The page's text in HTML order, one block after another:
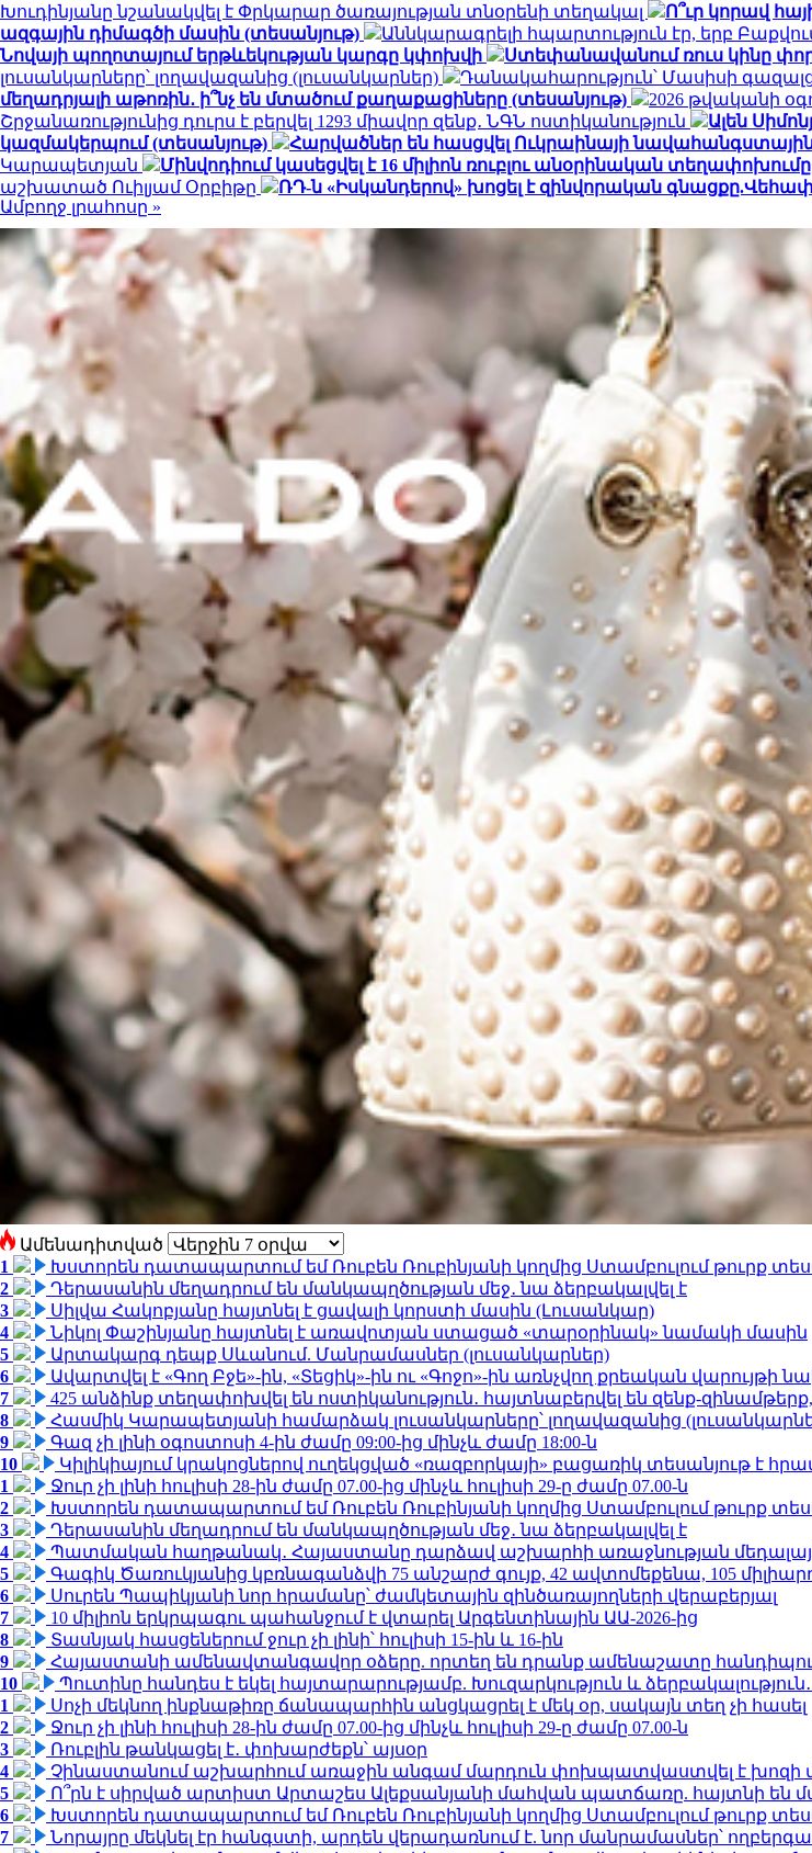
Խուդինյանը նշանակվել է Փրկարար ծառայության տնօրենի տեղակալ
Ո՞ւր կորավ
ազգային դիմագծի մասին (տեսանյութ)
Աննկարագրելի հպարտություն էր, երբ
Նովայի պողոտայում երթևեկության կարգը կփոխվի
Ստեփանավանում ռուս կինը
լուսանկարները՝ լողավազանից (լուսանկարներ)
Դանակահարություն՝ Մասիսի
մեղադրյալի աթոռին․ ի՞նչ են մտածում քաղաքացիները (տեսանյութ)
2026 թվականի
Շրջանառությունից դուրս է բերվել 1293 միավոր զենք․ ՆԳՆ ոստիկանություն
Ալեն
կազմակերպում (տեսանյութ)
Հարվածներ են հասցվել Ուկրաինայի
Կարապետյան
Մինվոդիում կասեցվել է 16 միլիոն ռուբլու անօրինական
աշխատած Ուիլյամ Օրբիթը
ՌԴ-ն «Իսկանդերով» խոցել է զինվորական
Ամբողջ լրահոսը »
Ամենադիտված
1
Խստորեն դատապարտում եմ Ռուբեն Ռուբինյանի կողմից Ստամբուլում թուրք
2
Դերասանին մեղադրում են մանկապղծության մեջ․ նա ձերբակալվել է
3
Սիլվա Հակոբյանը հայտնել է ցավալի կորստի մասին (Լուսանկար)
4
Նիկոլ Փաշինյանը հայտնել է առավոտյան ստացած «տարօրինակ» նամակի մասին
5
Արտակարգ դեպք Սևանում. Մանրամասներ (լուսանկարներ)
6
Ավարտվել է «Գող Բջե»-ին, «Տեցիկ»-ին ու «Գոջո»-ին առնչվող քրեական վարույթի
7
425 անձինք տեղափոխվել են ոստիկանություն․ հայտնաբերվել են զենք-
8
Հասմիկ Կարապետյանի համարձակ լուսանկարները՝ լողավազանից
9
Գազ չի լինի օգոստոսի 4-ին ժամը 09:00-ից մինչև ժամը 18:00-ն
10
Կիլիկիայում կրակոցներով ուղեկցված «ռազբորկայի» բացառիկ տեսանյութ է
1
Ջուր չի լինի հուլիսի 28-ին ժամը 07.00-ից մինչև հուլիսի 29-ը ժամը 07.00-ն
2
Խստորեն դատապարտում եմ Ռուբեն Ռուբինյանի կողմից Ստամբուլում թուրք
3
Դերասանին մեղադրում են մանկապղծության մեջ․ նա ձերբակալվել է
4
Պատմական հաղթանակ․ Հայաստանը դարձավ աշխարհի առաջնության
5
Գագիկ Ծառուկյանից կբռնագանձվի 75 անշարժ գույք, 42 ավտոմեքենա, 105
6
Սուրեն Պապիկյանի նոր հրամանը՝ ժամկետային զինծառայողների վերաբերյալ
7
10 միլիոն երկրպագու պահանջում է վտարել Արգենտինային ԱԱ-2026-ից
8
Տասնյակ հասցեներում ջուր չի լինի՝ հուլիսի 15-ին և 16-ին
9
Հայաստանի ամենավտանգավոր օձերը. որտեղ են դրանք ամենաշատը
10
Պուտինը հանդես է եկել հայտարարությամբ. Խուզարկություն և
1
Սոչի մեկնող ինքնաթիռը ճանապարհին անցկացրել է մեկ օր, սակայն տեղ չի հասել
2
Ջուր չի լինի հուլիսի 28-ին ժամը 07.00-ից մինչև հուլիսի 29-ը ժամը 07.00-ն
3
Ռուբլին թանկացել է․ փոխարժեքն՝ այսօր
4
Չինաստանում աշխարհում առաջին անգամ մարդուն փոխպատվաստվել է խոզի
5
Ո՞րն է սիրված արտիստ Արտաշես Ալեքսանյանի մահվան պատճառը. հայտնի են
6
Խստորեն դատապարտում եմ Ռուբեն Ռուբինյանի կողմից Ստամբուլում թուրք
7
Նորայրը մեկնել էր հանգստի, արդեն վերադառնում է. նոր մանրամասներ՝